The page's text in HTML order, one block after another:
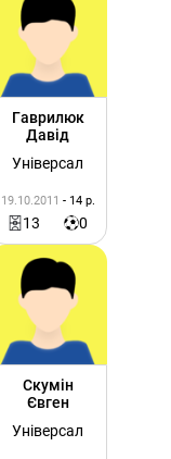
Гаврилюк
Давід
Універсал
19.10.2011 - 14 р.
13 0
Скумін
Євген
Універсал